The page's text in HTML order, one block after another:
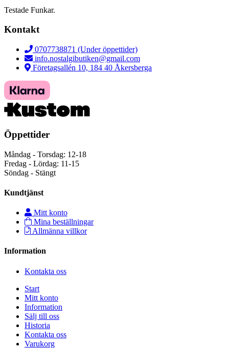
Testade Funkar.
Kontakt
0707738871 (Under öppettider)
info.nostalgibutiken@gmail.com
Företagsallén 10, 184 40 Åkersberga
Öppettider
Måndag - Torsdag: 12-18
Fredag - Lördag: 11-15
Söndag - Stängt
Kundtjänst
Mitt konto
Mina beställningar
Allmänna villkor
Information
Kontakta oss
Start
Mitt konto
Information
Sälj till oss
Historia
Kontakta oss
Varukorg